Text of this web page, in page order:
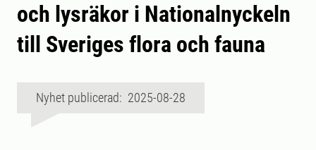
och lysräkor i Nationalnyckeln
till Sveriges flora och fauna
Nyhet publicerad: 2025-08-28